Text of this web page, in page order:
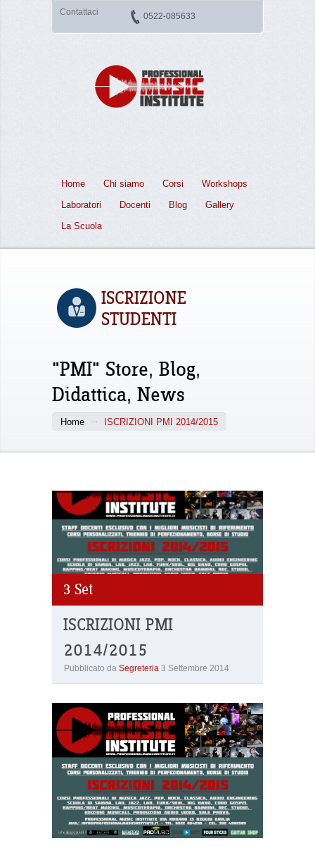
Contattaci 0522-085633
Home Chi siamo Corsi
Workshops
Laboratori
Docenti Blog
Gallery
La Scuola
ISCRIZIONE
STUDENTI
"PMI" Store, Blog,
Didattica, News
Home ISCRIZIONI PMI 2014/2015
3 Set
ISCRIZIONI PMI
2014/2015
Pubblicato da Segreteria 3 Settembre 2014